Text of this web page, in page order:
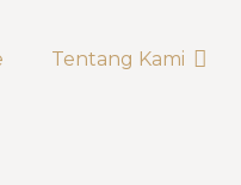
Tentang Kami